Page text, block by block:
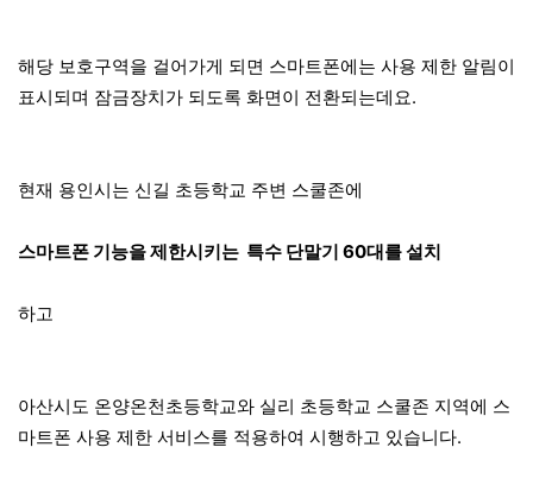
해당 보호구역을 걸어가게 되면 스마트폰에는 사용 제한 알림이
표시되며 잠금장치가 되도록 화면이 전환되는데요.
현재 용인시는 신길 초등학교 주변 스쿨존에
스마트폰 기능을 제한시키는 특수 단말기 60대를 설치
하고
아산시도 온양온천초등학교와 실리 초등학교 스쿨존 지역에 스
마트폰 사용 제한 서비스를 적용하여 시행하고 있습니다.